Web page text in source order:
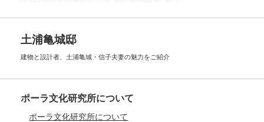
土浦亀城邸
建物と設計者、土浦亀城・信子夫妻の魅力をご紹介
ポーラ文化研究所について
ポーラ文化研究所について